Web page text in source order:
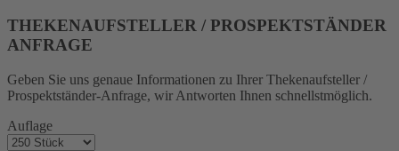
THEKENAUFSTELLER / PROSPEKTSTÄNDER
ANFRAGE
Geben Sie uns genaue Informationen zu Ihrer Thekenaufsteller /
Prospektständer-Anfrage, wir Antworten Ihnen schnellstmöglich.
Auflage